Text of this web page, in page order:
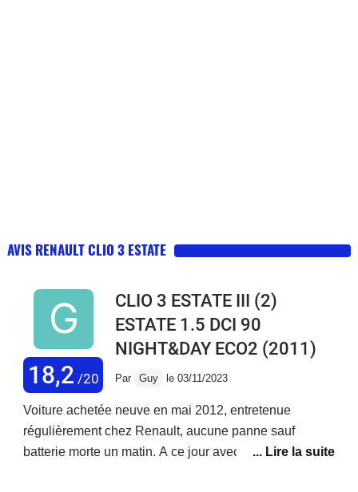
AVIS RENAULT CLIO 3 ESTATE
18,2 /20
CLIO 3 ESTATE III (2)
ESTATE 1.5 DCI 90
NIGHT&DAY ECO2 (2011)
Par Guy le 03/11/2023
Voiture achetée neuve en mai 2012, entretenue
régulièrement chez Renault, aucune panne sauf
batterie morte un matin. A ce jour avec 235 000 km au